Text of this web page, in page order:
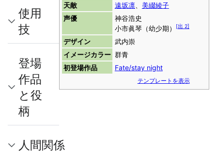
天敵
遠坂凛、 美綴綾子
声優
神谷浩史
小市眞琴（幼少期）[出 2]
デザイン
武内崇
イメージカラー 群青
初登場作品
Fate/stay night
テンプレートを表示
使用
技
登場
作品
と役
柄
人間関係